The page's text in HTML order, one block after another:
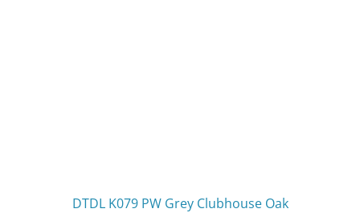
DTDL K079 PW Grey Clubhouse Oak